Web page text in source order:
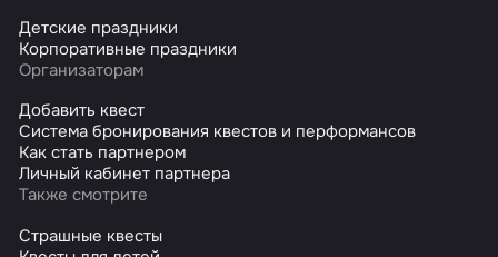
Детские праздники
Корпоративные праздники
Организаторам
Добавить квест
Система бронирования квестов и перформансов
Как стать партнером
Личный кабинет партнера
Также смотрите
Страшные квесты